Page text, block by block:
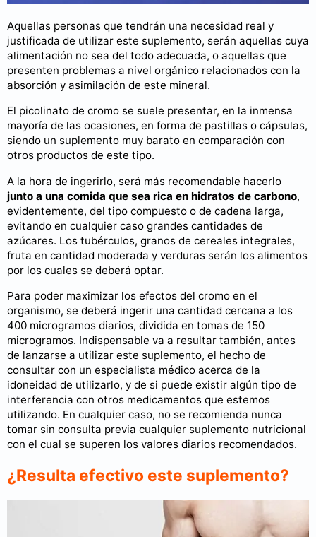
Aquellas personas que tendrán una necesidad real y
justificada de utilizar este suplemento, serán aquellas cuya
alimentación no sea del todo adecuada, o aquellas que
presenten problemas a nivel orgánico relacionados con la
absorción y asimilación de este mineral.
El picolinato de cromo se suele presentar, en la inmensa
mayoría de las ocasiones, en forma de pastillas o cápsulas,
siendo un suplemento muy barato en comparación con
otros productos de este tipo.
A la hora de ingerirlo, será más recomendable hacerlo
junto a una comida que sea rica en hidratos de carbono,
evidentemente, del tipo compuesto o de cadena larga,
evitando en cualquier caso grandes cantidades de
azúcares. Los tubérculos, granos de cereales integrales,
fruta en cantidad moderada y verduras serán los alimentos
por los cuales se deberá optar.
Para poder maximizar los efectos del cromo en el
organismo, se deberá ingerir una cantidad cercana a los
400 microgramos diarios, dividida en tomas de 150
microgramos. Indispensable va a resultar también, antes
de lanzarse a utilizar este suplemento, el hecho de
consultar con un especialista médico acerca de la
idoneidad de utilizarlo, y de si puede existir algún tipo de
interferencia con otros medicamentos que estemos
utilizando. En cualquier caso, no se recomienda nunca
tomar sin consulta previa cualquier suplemento nutricional
con el cual se superen los valores diarios recomendados.
¿Resulta efectivo este suplemento?